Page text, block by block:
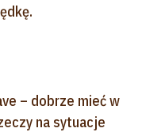
– dobrze mieć w
na sytuacje